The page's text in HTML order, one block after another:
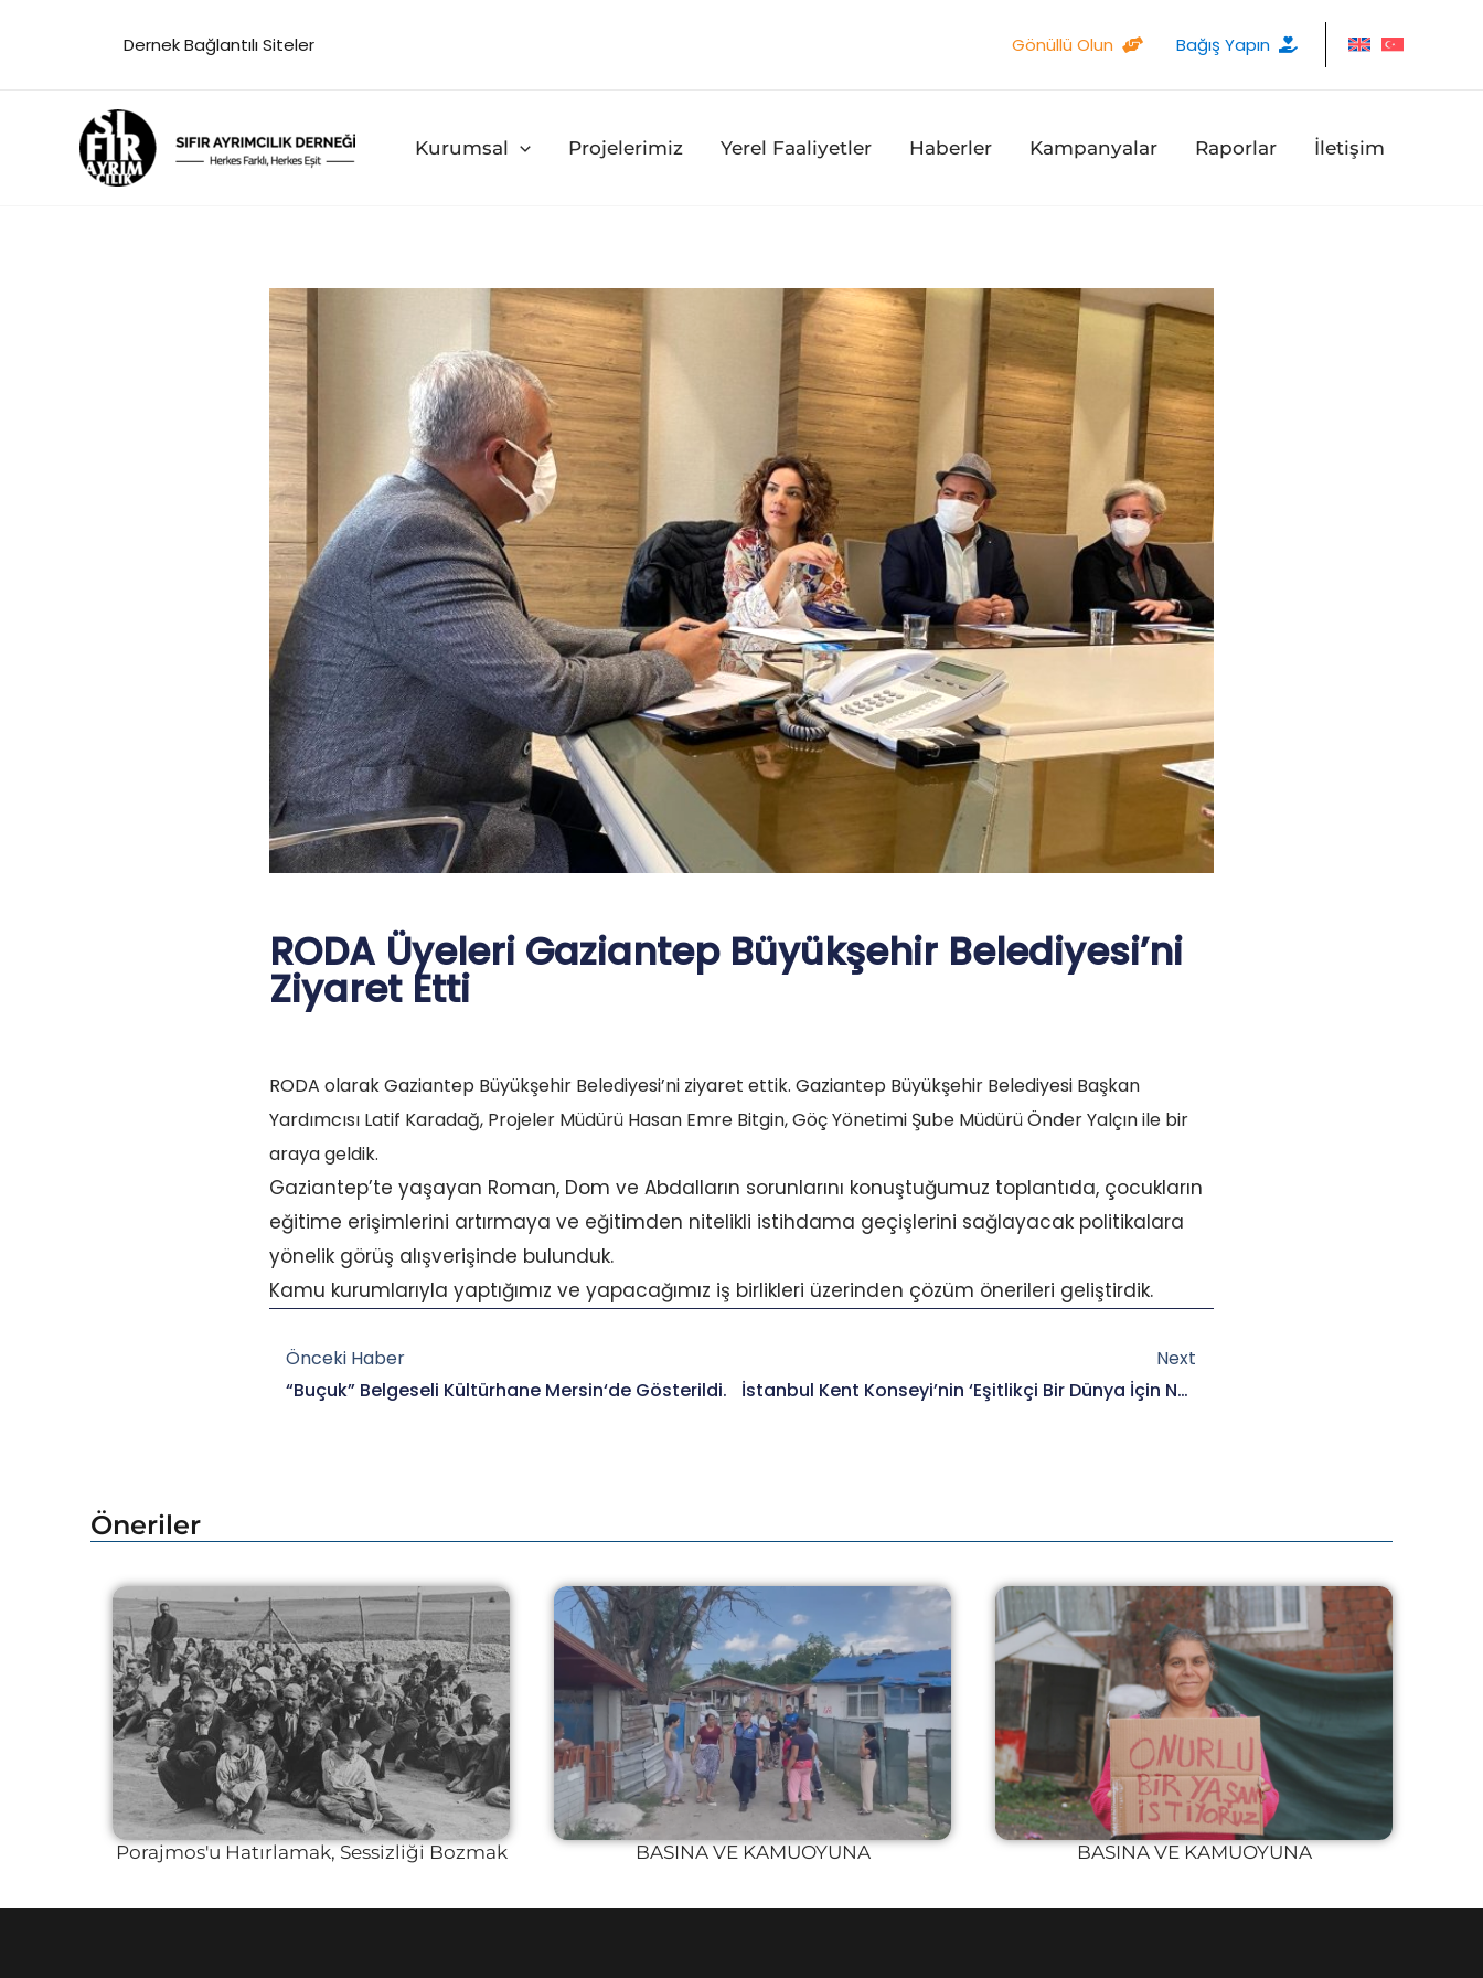
Dernek Bağlantılı Siteler Gönüllü Olun Bağış Yapın
Kurumsal Projelerimiz Yerel Faaliyetler Haberler Kampanyalar Raporlar İletişim
RODA Üyeleri Gaziantep Büyükşehir Belediyesi’ni
Ziyaret Etti
RODA olarak Gaziantep Büyükşehir Belediyesi’ni ziyaret ettik. Gaziantep Büyükşehir Belediyesi Başkan
Yardımcısı Latif Karadağ, Projeler Müdürü Hasan Emre Bitgin, Göç Yönetimi Şube Müdürü Önder Yalçın ile bir
araya geldik.
Gaziantep’te yaşayan Roman, Dom ve Abdalların sorunlarını konuştuğumuz toplantıda, çocukların
eğitime erişimlerini artırmaya ve eğitimden nitelikli istihdama geçişlerini sağlayacak politikalara
yönelik görüş alışverişinde bulunduk.
Kamu kurumlarıyla yaptığımız ve yapacağımız iş birlikleri üzerinden çözüm önerileri geliştirdik.
Önceki Haber
“Buçuk” Belgeseli Kültürhane Mersin‘de Gösterildi.
Next
İstanbul Kent Konseyi’nin ‘Eşitlikçi Bir Dünya İçin Nereden Başlamalı?’ Başlıklı Forumuna Katıldık.
Öneriler
Porajmos'u Hatırlamak, Sessizliği Bozmak BASINA VE KAMUOYUNA BASINA VE KAMUOYUNA